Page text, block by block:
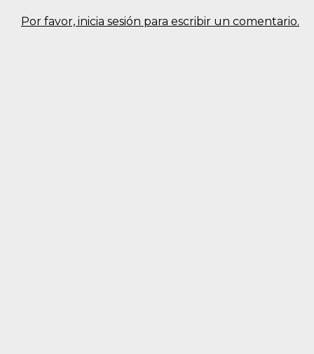
Por favor, inicia sesión para escribir un comentario.